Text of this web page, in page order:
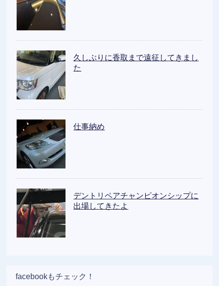
久しぶりに香取まで遠征してきまし
た
仕事納め
デントリペアチャンピオンシップに
出場してきたよ
facebookもチェック！